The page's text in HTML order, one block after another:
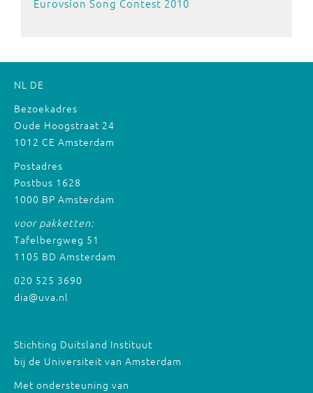
Eurovsion Song Contest 2010
NL DE
Bezoekadres
Oude Hoogstraat 24
1012 CE Amsterdam
Postadres
Postbus 1628
1000 BP Amsterdam
voor pakketten:
Tafelbergweg 51
1105 BD Amsterdam
020 525 3690
dia@uva.nl
Stichting Duitsland Instituut
bij de Universiteit van Amsterdam
Met ondersteuning van